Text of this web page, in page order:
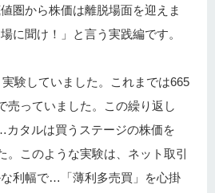
圏から株価は離脱場面を迎えま
に聞け！」と言う実践編です。
験していました。これまでは665
売っていました。この繰り返し
タルは買うステージの株価を
。このような実験は、ネット取引
利幅で…「薄利多売買」を心掛